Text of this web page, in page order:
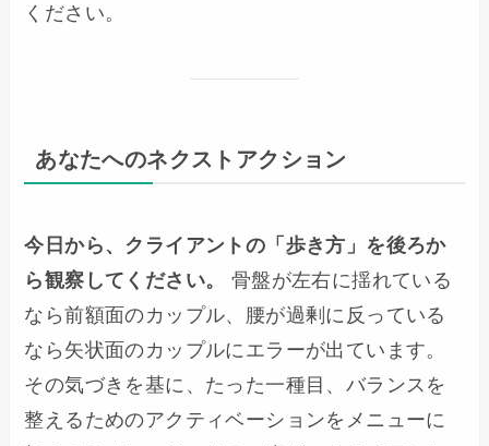
ください。
あなたへのネクストアクション
今日から、クライアントの「歩き方」を後ろか
ら観察してください。
骨盤が左右に揺れている
なら前額面のカップル、腰が過剰に反っている
なら矢状面のカップルにエラーが出ています。
その気づきを基に、たった一種目、バランスを
整えるためのアクティベーションをメニューに